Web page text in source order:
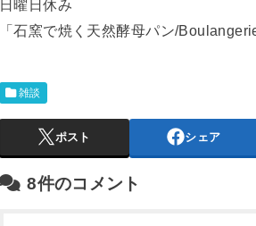
日曜日休み
「石窯で焼く天然酵母パン/
雑談
ポスト シェア
8件のコメント